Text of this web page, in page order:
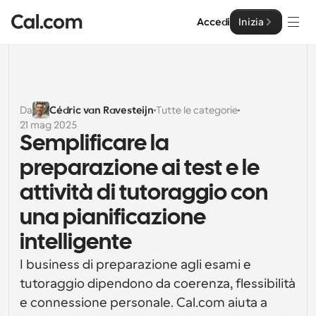
Accedi Inizia
Soluzioni
Per dimensione del team
Per individui
Pianificazione personale semplificata
Pianificazione collaborativa per gruppi
Per sviluppatori
Caratteristiche potenti e integrazioni
Per le imprese
Impresa
Sviluppatore
Documentazione per Sviluppatori
Documentazione per la piattaforma Cal.com
API
Risorse
API
Crea le tue integrazioni personalizzate con la nostra
Cal.ai
Prezzo
Da Cédric van Ravesteijn Tutte le categorie
21 mag 2025
Semplificare la
preparazione ai test e le
attività di tutoraggio con
una pianificazione
intelligente
I business di preparazione agli esami e
tutoraggio dipendono da coerenza, flessibilità
e connessione personale. Cal.com aiuta a